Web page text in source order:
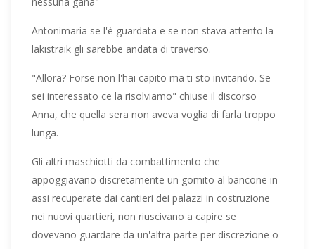
Antonimaria se l'è guardata e se non stava attento la
lakistraik gli sarebbe andata di traverso.
"Allora? Forse non l'hai capito ma ti sto invitando. Se
sei interessato ce la risolviamo" chiuse il discorso
Anna, che quella sera non aveva voglia di farla troppo
lunga.
Gli altri maschiotti da combattimento che
appoggiavano discretamente un gomito al bancone in
assi recuperate dai cantieri dei palazzi in costruzione
nei nuovi quartieri, non riuscivano a capire se
dovevano guardare da un'altra parte per discrezione o